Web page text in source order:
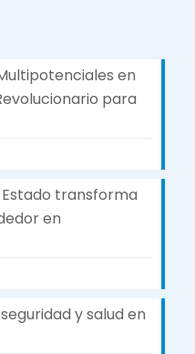
en
para
transforma
en
y salud en